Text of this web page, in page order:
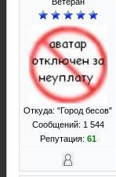
Откуда: "Город бесов"
Сообщений: 1 544
Репутация: 61